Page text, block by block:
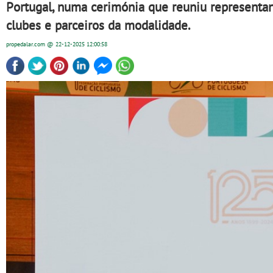
Portugal, numa cerimónia que reuniu
clubes e parceiros da modalidade.
propedalar.com @ 22-12-2025 12:00:58